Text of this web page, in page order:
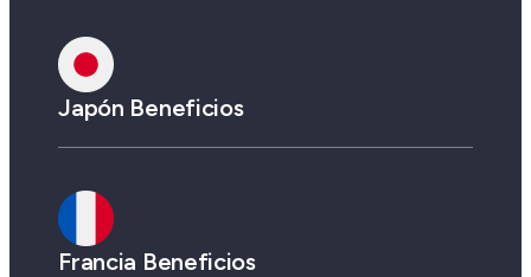
Japón Beneficios
Francia Beneficios